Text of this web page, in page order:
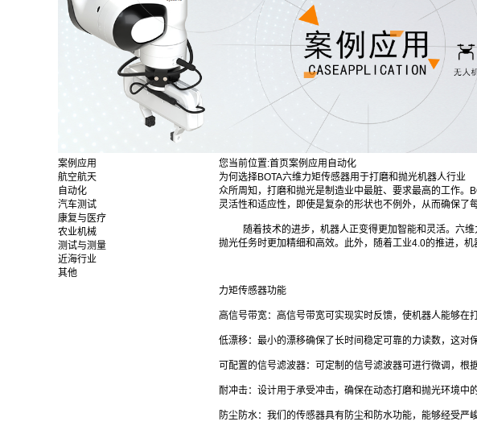
案例应用
航空航天
自动化
汽车测试
康复与医疗
农业机械
测试与测量
近海行业
其他
您当前位置:首页案例应用 自动化
为何选择BOTA六维力矩传感器用于打磨和抛光机器人行业
众所周知，打磨和抛光是制造业中最脏、要求最高的工作
灵活性和适应性，即使是复杂的形状也不例外，从而确保了
随着技术的进步，机器人正变得更加智能和灵活。六维
抛光任务时更加精细和高效。此外，随着工业4.0的推进，
力矩传感器功能
高信号带宽：高信号带宽可实现实时反馈，使机器人能够在
低漂移：最小的漂移确保了长时间稳定可靠的力读数，这对
可配置的信号滤波器：可定制的信号滤波器可进行微调，根
耐冲击：设计用于承受冲击，确保在动态打磨和抛光环境中
防尘防水：我们的传感器具有防尘和防水功能，能够经受严